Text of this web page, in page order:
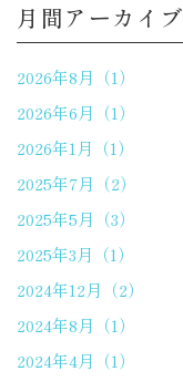
月間アーカイブ
2026年8月（1）
2026年6月（1）
2026年1月（1）
2025年7月（2）
2025年5月（3）
2025年3月（1）
2024年12月（2）
2024年8月（1）
2024年4月（1）